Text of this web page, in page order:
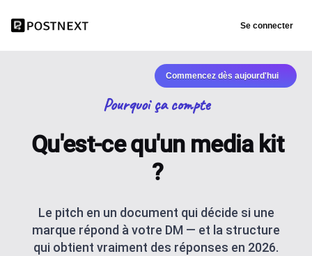
Se connecter
Commencez dès aujourd'hui
Pourquoi ça compte
Qu'est-ce qu'un media kit
?
Le pitch en un document qui décide si une
marque répond à votre DM — et la structure
qui obtient vraiment des réponses en 2026.